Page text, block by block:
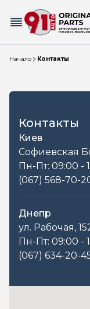
Начало Контакты
Контакты
Киев
Софиевская
Пн-Пт: 09:00 -
(067) 568-70-
Днепр
ул. Рабочая,
Пн-Пт: 09:00 -
(067) 634-20-